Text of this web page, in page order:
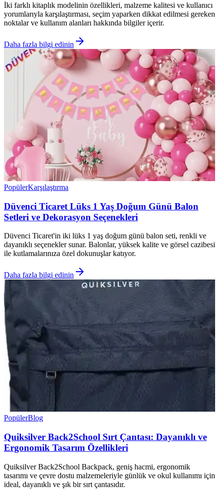
İki farklı kitaplık modelinin özellikleri, malzeme kalitesi ve kullanıcı
yorumlarıyla karşılaştırması, seçim yaparken dikkat edilmesi gereken
noktalar ve kullanım alanları hakkında bilgiler içerir.
Daha fazla bilgi edinin
PopülerKarşılaştırma
Düvenci Ticaret Lüks 1 Yaş Doğum Günü Balon
Setleri ve Dekorasyon Seçenekleri
Düvenci Ticaret'in iki lüks 1 yaş doğum günü balon seti, renkli ve
dayanıklı seçenekler sunar. Balonlar, yüksek kalite ve görsel cazibesi
ile kutlamalarınıza özel dokunuşlar katıyor.
Daha fazla bilgi edinin
PopülerBlog
Quiksilver Back2School Sırt Çantası: Dayanıklı ve
Ergonomik Tasarım Özellikleri
Quiksilver Back2School Backpack, geniş hacmi, ergonomik
tasarımı ve çevre dostu malzemeleriyle günlük ve okul kullanımı için
ideal, dayanıklı ve şık bir sırt çantasıdır.